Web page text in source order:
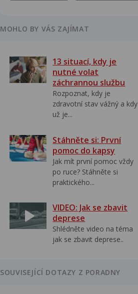
MOHLO BY VÁS ZAJÍMAT
13 situací, kdy je
nutné volat
záchrannou službu
Rozpoznat, kdy je
zdravotní stav vážný a kdy
už je...
Stáhněte si: První
pomoc do kapsy
Jak mít první pomoc vždy
po ruce? Stáhněte si
praktického...
VIDEO: Jak se zbavit
deprese
Shlédněte video na téma
jak se zbavit deprese..
SOUVISEJÍCÍ DOTAZY Z PORADNY